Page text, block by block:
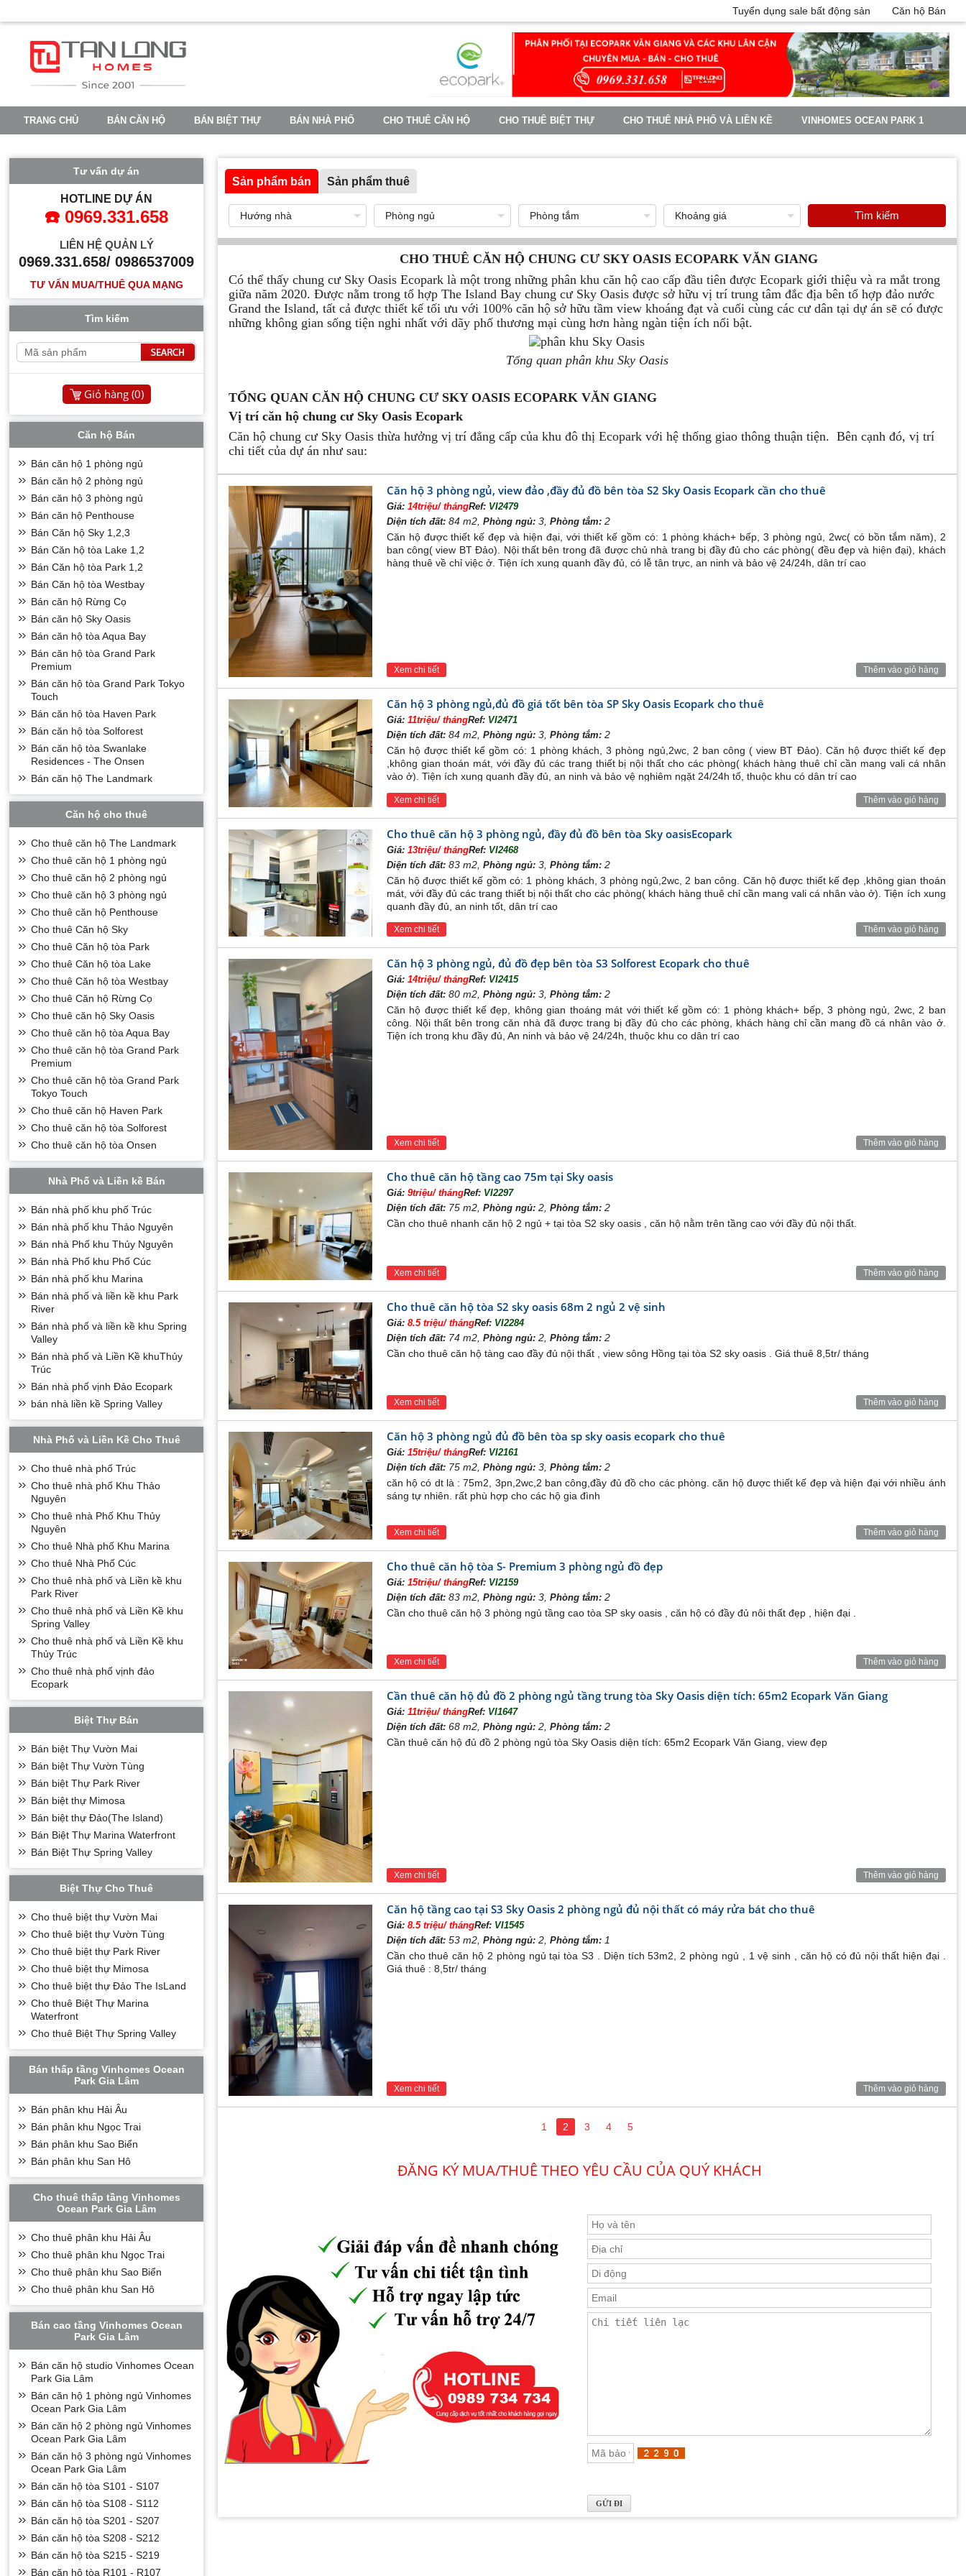
Tuyển dụng sale bất động sản Căn hộ Bán
TRANG CHỦ BÁN CĂN HỘ BÁN BIỆT THỰ BÁN NHÀ PHỐ CHO THUÊ CĂN HỘ CHO THUÊ BIỆT THỰ CHO THUÊ NHÀ PHỐ VÀ LIỀN KỀ VINHOMES OCEAN PARK 1
Sản phẩm bán Sản phẩm thuê
Tìm kiếm
CHO THUÊ CĂN HỘ CHUNG CƯ SKY OASIS ECOPARK VĂN GIANG
Có thể thấy chung cư Sky Oasis Ecopark là một trong những phân khu căn hộ cao cấp đầu tiên được Ecopark giới thiệu và ra mắt trong
giữa năm 2020. Được nằm trong tổ hợp The Island Bay chung cư Sky Oasis được sở hữu vị trí trung tâm đắc địa bên tổ hợp đảo nước
Grand the Island, tất cả được thiết kế tối ưu với 100% căn hộ sở hữu tầm view khoáng đạt và cuối cùng các cư dân tại dự án sẽ có được
những không gian sống tiện nghi nhất với dãy phố thương mại cùng hơn hàng ngàn tiện ích nổi bật.
Tổng quan phân khu Sky Oasis
TỔNG QUAN CĂN HỘ CHUNG CƯ SKY OASIS ECOPARK VĂN GIANG
Vị trí căn hộ chung cư Sky Oasis Ecopark
Căn hộ chung cư Sky Oasis thừa hưởng vị trí đẳng cấp của khu đô thị Ecopark với hệ thống giao thông thuận tiện. Bên cạnh đó, vị trí
chi tiết của dự án như sau:
· Được giáp với phân khu Nguyệt Quế, Park River
· Được nằm trên trục đường nội khu huyết mạch tại vành đai phía Tây, và được kết nối trực tiếp với tới cầu Bông Lau & Ecopark
Giai đoạn 1
Mặt bằng và thiết kế căn hộ Sky Oasis Ecopark
Mặt bằng của chung cư Sky Oasis Ecopark có thiết kế vô cùng tối ưu và cực kỳ riêng tư với sự tách biệt hai đơn nguyên trên cùng một
mặt bằng. với các không gian hành lang rộng và thoáng một lần nữa mang tới những không gian thiên nhiên chan hòa với mọi căn hộ
tại dự án.
Số lượng căn hộ một sàn là: 17 căn
+ Các căn hộ 1 ngủ với diện tích 32-40m2
+ Các căn hộ 2 ngủ với diện tích 74-83m2
+ Các căn hộ 3 ngủ với diện tích 93-107m2
Tiện ích khu căn hộ Sky Oasis Ecopark
Có vị trí nằm ở Phía Tây Ecopark Sky Oasis được hưởng trọn làn gió mát lành cả của đại đô thị;
• Có vị trí nằm bên khu biệt thự đảo với những không gian xanh và mặt nước hơn 350.000 m2;
• Đường dạo bộ 5 giác quan dài 9km đẹp đến mê mẩn ven Hồ Thiên Nga
• View trọn hồ Thiên Nga, sân Golf, sông Hồng và những không gian xanh bất tận của khu đô thị xanh Ecopark;
• Không gian trong lành vượt tiêu chuẩn châu Âu;
• Điều đặc biệt là nhiệt độ luôn thấp hơn môi trường xung quanh 2-3 độ C;
Sky Oasis với 2 tầng đế thương mại với tổng diện tích sàn lên tới gần 11.000m2 đặc biệt có đủ quy mô để thúc đẩy kinh doanh thương
mại và dịch vụ phục vụ cho khoảng 20.000 cư dân của khu The Island Bay, đặc biệt là trong tương lai không xa sẽ thu hút cả cư dân
của hai phân khu Palm Springs và Aqua Bay, sẽ trở thành trung tâm sôi động nhất Ecopark
Không dừng lại ở đó, Sky Oasis còn có những tiện ích mới đặc sắc, như là vườn treo trên không Sky Garden tầng 21, khu Sky Lounge
và bể bơi vô cực trên tầng 41. Mọi cư dân có thể thoải mái thư giãn giữa tầng mây và tận hưởng tầm nhìn bao quát cả thành phố triệu
cây xanh của Ecopark
Các tiện ích phân khu Sku Oasis
Vì sao nên lựa chọn căn hộ chung cư Ecopark?
– Điểm thu hút nhất, đây là một khu đô thị xanh, sạch, không ồn ào, nói không với khói bụi, và không ô nhiễm và không tắc đường.
hứa hẹn trong thời gian sắp tới là nơi sống và tận hưởng vì sức khỏe.
– Với các thiết kế thông minh, hiện đại và sang trọng với đầy đủ giấy tờ pháp lý theo quy định của pháp luật. đặc biệt nói không với
nhà chung chủ, chung sổ đỏ, sổ hồng,…
– Với giá cả tương đối phải chăng, thích hợp và phù hợp với các gia đình có thu nhập trung bình, cặp vợ chồng mới cưới,…Chỉ với 1,6
tỷ đồng, là bạn có thể nhận nhà ngay. Và có thể sống được tại nơi có một môi trường trong xanh bậc nhất tại Hà Nội.
Với giá trị đẳng cấp mà khu đô thị Ecopark mang lại, chúng tôi tin rằng nơi đây sẽ là chốn an cư lý tưởng và tiềm năng đầu tư vượt
trội cho đông đảo khách hàng cũng như nhà đầu tư
Căn hộ 3 phòng ngủ, view đảo ,đầy đủ đồ bên tòa S2 Sky Oasis Ecopark cần cho thuê
Giá: 14triệu/ thángRef: VI2479
Diện tích đất:84 m2, Phòng ngủ:3, Phòng tắm:2
Căn hộ được thiết kế đẹp và hiện đại, với thiết kế gồm có: 1 phòng khách+ bếp, 3 phòng ngủ, 2wc( có bồn tắm năm), 2
ban công( view BT Đảo). Nội thất bên trong đã được chủ nhà trang bị đầy đủ cho các phòng( đều đẹp và hiện đại), khách
hàng thuê về chỉ việc ở. Tiện ích xung quanh đầy đủ, có lễ tân trực, an ninh và bảo vệ 24/24h, dân trí cao
Xem chi tiết Thêm vào giỏ hàng
Căn hộ 3 phòng ngủ,đủ đồ giá tốt bên tòa SP Sky Oasis Ecopark cho thuê
Giá: 11triệu/ thángRef: VI2471
Diện tích đất:84 m2, Phòng ngủ:3, Phòng tắm:2
Căn hộ được thiết kế gồm có: 1 phòng khách, 3 phòng ngủ,2wc, 2 ban công ( view BT Đảo). Căn hộ được thiết kế đẹp
,không gian thoán mát, với đầy đủ các trang thiết bị nội thất cho các phòng( khách hàng thuê chỉ cần mang vali cá nhân
vào ở). Tiện ích xung quanh đầy đủ, an ninh và bảo vệ nghiêm ngặt 24/24h tố, thuộc khu có dân trí cao
Xem chi tiết Thêm vào giỏ hàng
Cho thuê căn hộ 3 phòng ngủ, đầy đủ đồ bên tòa Sky oasisEcopark
Giá: 13triệu/ thángRef: VI2468
Diện tích đất:83 m2, Phòng ngủ:3, Phòng tắm:2
Căn hộ được thiết kế gồm có: 1 phòng khách, 3 phòng ngủ,2wc, 2 ban công. Căn hộ được thiết kế đẹp ,không gian thoán
mát, với đầy đủ các trang thiết bị nội thất cho các phòng( khách hàng thuê chỉ cần mang vali cá nhân vào ở). Tiện ích xung
quanh đầy đủ, an ninh tốt, dân trí cao
Xem chi tiết Thêm vào giỏ hàng
Căn hộ 3 phòng ngủ, đủ đồ đẹp bên tòa S3 Solforest Ecopark cho thuê
Giá: 14triệu/ thángRef: VI2415
Diện tích đất:80 m2, Phòng ngủ:3, Phòng tắm:2
Căn hộ được thiết kế đẹp, không gian thoáng mát với thiết kế gồm có: 1 phòng khách+ bếp, 3 phòng ngủ, 2wc, 2 ban
công. Nội thất bên trong căn nhà đã được trang bị đầy đủ cho các phòng, khách hàng chỉ cần mang đồ cá nhân vào ở.
Tiện ích trong khu đầy đủ, An ninh và bảo vệ 24/24h, thuộc khu co dân trí cao
Xem chi tiết Thêm vào giỏ hàng
Cho thuê căn hộ tầng cao 75m tại Sky oasis
Giá: 9triệu/ thángRef: VI2297
Diện tích đất:75 m2, Phòng ngủ:2, Phòng tắm:2
Cần cho thuê nhanh căn hộ 2 ngủ + tại tòa S2 sky oasis , căn hộ nằm trên tầng cao với đầy đủ nội thất.
Xem chi tiết Thêm vào giỏ hàng
Cho thuê căn hộ tòa S2 sky oasis 68m 2 ngủ 2 vệ sinh
Giá: 8.5 triệu/ thángRef: VI2284
Diện tích đất:74 m2, Phòng ngủ:2, Phòng tắm:2
Cần cho thuê căn hộ tàng cao đầy đủ nội thất , view sông Hồng tại tòa S2 sky oasis . Giá thuê 8,5tr/ tháng
Xem chi tiết Thêm vào giỏ hàng
Căn hộ 3 phòng ngủ đủ đồ bên tòa sp sky oasis ecopark cho thuê
Giá: 15triệu/ thángRef: VI2161
Diện tích đất:75 m2, Phòng ngủ:3, Phòng tắm:2
căn hộ có dt là : 75m2, 3pn,2wc,2 ban công,đầy đủ đồ cho các phòng. căn hộ được thiết kế đẹp và hiện đại với nhiều ánh
sáng tự nhiên. rất phù hợp cho các hộ gia đình
Xem chi tiết Thêm vào giỏ hàng
Cho thuê căn hộ tòa S- Premium 3 phòng ngủ đồ đẹp
Giá: 15triệu/ thángRef: VI2159
Diện tích đất:83 m2, Phòng ngủ:3, Phòng tắm:2
Cần cho thuê căn hộ 3 phòng ngủ tầng cao tòa SP sky oasis , căn hộ có đầy đủ nôi thất đẹp , hiện đại .
Xem chi tiết Thêm vào giỏ hàng
Cần thuê căn hộ đủ đồ 2 phòng ngủ tầng trung tòa Sky Oasis diện tích: 65m2 Ecopark Văn Giang
Giá: 11triệu/ thángRef: VI1647
Diện tích đất:68 m2, Phòng ngủ:2, Phòng tắm:2
Cần thuê căn hộ đủ đồ 2 phòng ngủ tòa Sky Oasis diện tích: 65m2 Ecopark Văn Giang, view đẹp
Xem chi tiết Thêm vào giỏ hàng
Căn hộ tầng cao tại S3 Sky Oasis 2 phòng ngủ đủ nội thất có máy rửa bát cho thuê
Giá: 8.5 triệu/ thángRef: VI1545
Diện tích đất:53 m2, Phòng ngủ:2, Phòng tắm:1
Cần cho thuê căn hộ 2 phòng ngủ tại tòa S3 . Diện tích 53m2, 2 phòng ngủ , 1 vệ sinh , căn hộ có đủ nội thất hiện đại .
Giá thuê : 8,5tr/ tháng
Xem chi tiết Thêm vào giỏ hàng
1 2 3 4 5
ĐĂNG KÝ MUA/THUÊ THEO YÊU CẦU CỦA QUÝ KHÁCH
Tư vấn dự án
HOTLINE DỰ ÁN
☎️ 0969.331.658
LIÊN HỆ QUẢN LÝ
0969.331.658/ 0986537009
TƯ VẤN MUA/THUÊ QUA MẠNG
Tìm kiếm
Giỏ hàng (0)
Căn hộ Bán
Bán căn hộ 1 phòng ngủ
Bán căn hộ 2 phòng ngủ
Bán căn hộ 3 phòng ngủ
Bán căn hộ Penthouse
Bán Căn hộ Sky 1,2,3
Bán Căn hộ tòa Lake 1,2
Bán Căn hộ tòa Park 1,2
Bán Căn hộ tòa Westbay
Bán căn hộ Rừng Cọ
Bán căn hộ Sky Oasis
Bán căn hộ tòa Aqua Bay
Bán căn hộ tòa Grand Park
Premium
Bán căn hộ tòa Grand Park Tokyo
Touch
Bán căn hộ tòa Haven Park
Bán căn hộ tòa Solforest
Bán căn hộ tòa Swanlake
Residences - The Onsen
Bán căn hộ The Landmark
Căn hộ cho thuê
Cho thuê căn hộ The Landmark
Cho thuê căn hộ 1 phòng ngủ
Cho thuê căn hộ 2 phòng ngủ
Cho thuê căn hộ 3 phòng ngủ
Cho thuê căn hộ Penthouse
Cho thuê Căn hộ Sky
Cho thuê Căn hộ tòa Park
Cho thuê Căn hộ tòa Lake
Cho thuê Căn hộ tòa Westbay
Cho thuê Căn hộ Rừng Cọ
Cho thuê căn hộ Sky Oasis
Cho thuê căn hộ tòa Aqua Bay
Cho thuê căn hộ tòa Grand Park
Premium
Cho thuê căn hộ tòa Grand Park
Tokyo Touch
Cho thuê căn hộ Haven Park
Cho thuê căn hộ tòa Solforest
Cho thuê căn hộ tòa Onsen
Nhà Phố và Liền kề Bán
Bán nhà phố khu phố Trúc
Bán nhà phố khu Thảo Nguyên
Bán nhà Phố khu Thủy Nguyên
Bán nhà Phố khu Phố Cúc
Bán nhà phố khu Marina
Bán nhà phố và liền kề khu Park
River
Bán nhà phố và liền kề khu Spring
Valley
Bán nhà phố và Liền Kề khuThủy
Trúc
Bán nhà phố vịnh Đảo Ecopark
bán nhà liền kề Spring Valley
Nhà Phố và Liền Kề Cho Thuê
Cho thuê nhà phố Trúc
Cho thuê nhà phố Khu Thảo
Nguyên
Cho thuê nhà Phố Khu Thủy
Nguyên
Cho thuê Nhà phố Khu Marina
Cho thuê Nhà Phố Cúc
Cho thuê nhà phố và Liền kề khu
Park River
Cho thuê nhà phố và Liền Kề khu
Spring Valley
Cho thuê nhà phố và Liền Kề khu
Thủy Trúc
Cho thuê nhà phố vịnh đảo
Ecopark
Biệt Thự Bán
Bán biệt Thự Vườn Mai
Bán biệt Thự Vườn Tùng
Bán biệt Thự Park River
Bán biệt thự Mimosa
Bán biệt thự Đảo(The Island)
Bán Biệt Thự Marina Waterfront
Bán Biệt Thự Spring Valley
Biệt Thự Cho Thuê
Cho thuê biệt thự Vườn Mai
Cho thuê biệt thự Vườn Tùng
Cho thuê biệt thự Park River
Cho thuê biệt thự Mimosa
Cho thuê biệt thự Đảo The IsLand
Cho thuê Biệt Thự Marina
Waterfront
Cho thuê Biệt Thự Spring Valley
Bán thấp tầng Vinhomes Ocean
Park Gia Lâm
Bán phân khu Hải Âu
Bán phân khu Ngọc Trai
Bán phân khu Sao Biển
Bán phân khu San Hô
Cho thuê thấp tầng Vinhomes
Ocean Park Gia Lâm
Cho thuê phân khu Hải Âu
Cho thuê phân khu Ngọc Trai
Cho thuê phân khu Sao Biển
Cho thuê phân khu San Hô
Bán cao tầng Vinhomes Ocean
Park Gia Lâm
Bán căn hộ studio Vinhomes Ocean
Park Gia Lâm
Bán căn hộ 1 phòng ngủ Vinhomes
Ocean Park Gia Lâm
Bán căn hộ 2 phòng ngủ Vinhomes
Ocean Park Gia Lâm
Bán căn hộ 3 phòng ngủ Vinhomes
Ocean Park Gia Lâm
Bán căn hộ tòa S101 - S107
Bán căn hộ tòa S108 - S112
Bán căn hộ tòa S201 - S207
Bán căn hộ tòa S208 - S212
Bán căn hộ tòa S215 - S219
Bán căn hộ tòa R101 - R107